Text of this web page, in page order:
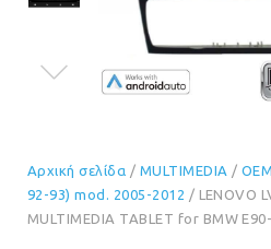
Αρχική σελίδα / MULTIMEDIA / OEM
92-93) mod. 2005-2012 / LENOVO
MULTIMEDIA TABLET for BMW